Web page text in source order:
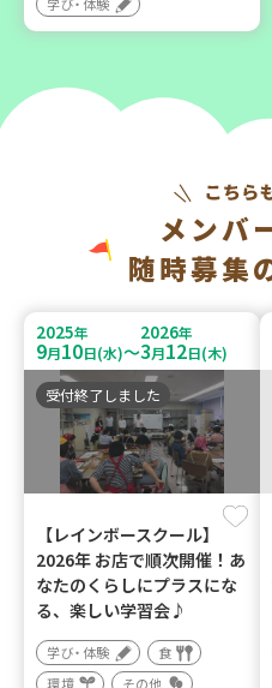
学び・体験
メンバ
随時募集
2025年
9月10日(水)～
2026年
3月12日(木)
受付終了しました
【レインボースクール】
2026年 お店で順次開催！あ
なたのくらしにプラスにな
る、楽しい学習会♪
学び・体験
食
環境
その他